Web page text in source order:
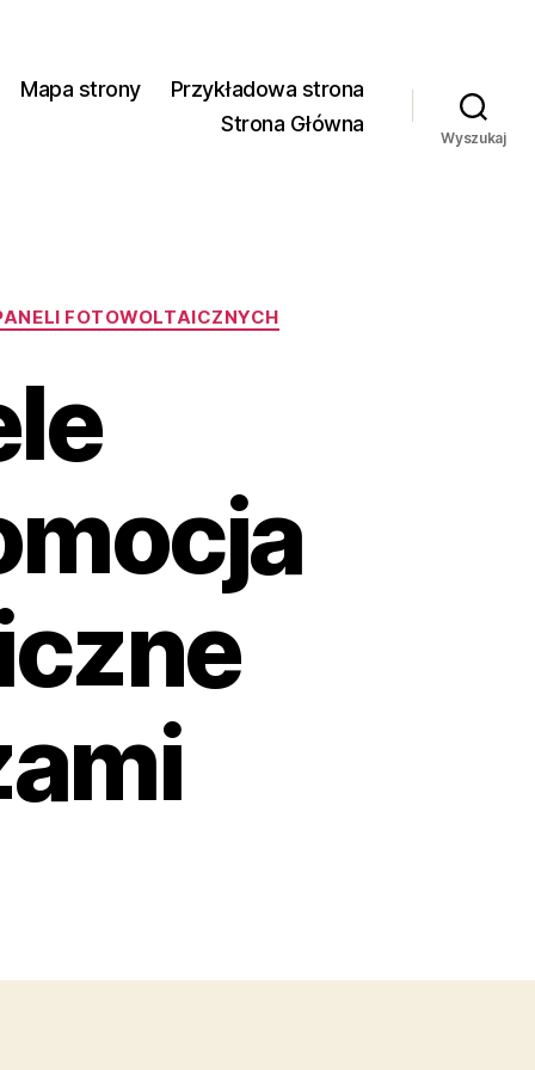
Mapa strony
Przykładowa strona
Strona Główna
Wyszukaj
FOTOWOLTAICZNYCH